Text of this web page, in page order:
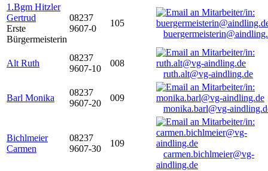
1.Bgm Hitzler
Gertrud
Erste
Bürgermeisterin
08237
9607-0
105
Alt Ruth
08237
9607-10
008
ruth.alt@vg-aindling.de
Barl Monika
08237
9607-20
009
monika.barl@vg-
Bichlmeier
Carmen
08237
9607-30
109
carmen.bichlmeier@vg-
aindling.de